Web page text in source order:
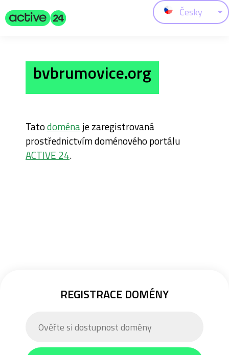
Česky
bvbrumovice.org
Tatodoménaje zaregistrovaná
prostřednictvím doménového portálu
ACTIVE 24.
REGISTRACE DOMÉNY